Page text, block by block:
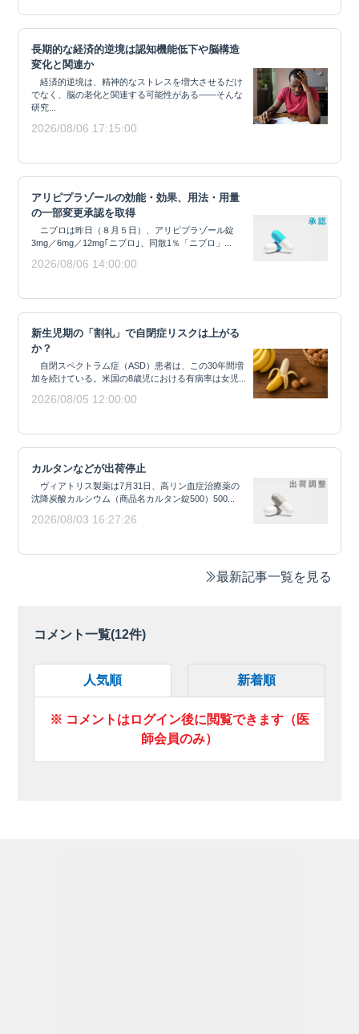
長期的な経済的逆境は認知機能低下や脳構造
変化と関連か
経済的逆境は、精神的なストレスを増大させるだけ
でなく、脳の老化と関連する可能性がある——そんな
研究...
2026/08/06 17:15:00
アリピプラゾールの効能・効果、用法・用量
の一部変更承認を取得
ニプロは昨日（８月５日）、アリピプラゾール錠
3mg／6mg／12mg｢ニプロ｣、同散1％「ニプロ」...
2026/08/06 14:00:00
新生児期の「割礼」で自閉症リスクは上がる
か？
自閉スペクトラム症（ASD）患者は、この30年間増
加を続けている。米国の8歳児における有病率は女児...
2026/08/05 12:00:00
カルタンなどが出荷停止
ヴィアトリス製薬は7月31日、高リン血症治療薬の
沈降炭酸カルシウム（商品名カルタン錠500）500...
2026/08/03 16:27:26
最新記事一覧を見る
コメント一覧(12件)
人気順 新着順
※ コメントはログイン後に閲覧できます（医
師会員のみ）